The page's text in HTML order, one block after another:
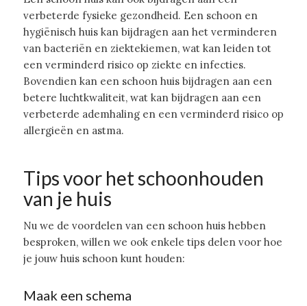
verbeterde fysieke gezondheid. Een schoon en
hygiënisch huis kan bijdragen aan het verminderen
van bacteriën en ziektekiemen, wat kan leiden tot
een verminderd risico op ziekte en infecties.
Bovendien kan een schoon huis bijdragen aan een
betere luchtkwaliteit, wat kan bijdragen aan een
verbeterde ademhaling en een verminderd risico op
allergieën en astma.
Tips voor het schoonhouden
van je huis
Nu we de voordelen van een schoon huis hebben
besproken, willen we ook enkele tips delen voor hoe
je jouw huis schoon kunt houden:
Maak een schema